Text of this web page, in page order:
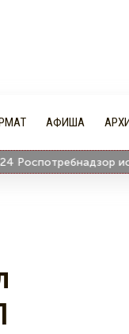
АФИША